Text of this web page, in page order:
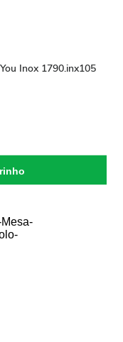
Inox 1790.inx105